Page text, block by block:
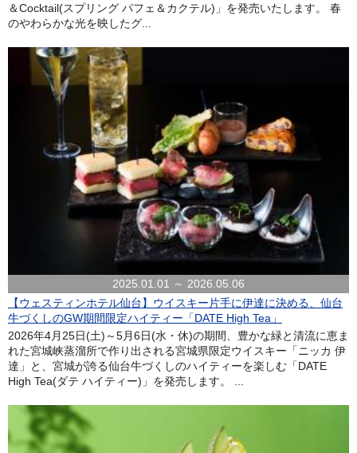
＆Cocktail(スプリング パフェ＆カクテル)」を発売いたします。 春
のやわらかな光を映したグ...
2025.01.01 ～ 2026.05.06
【ウェスティンホテル仙台】ウイスキー片手に伊達に決める、仙台
牛づくしのGW期間限定ハイティー「DATE High Tea」
2026年4月25日(土)～5月6日(水・休)の期間、豊かな緑と清流に恵ま
れた宮城峡蒸溜所で作り出される宮城県限定ウイスキー「ニッカ 伊
達」と、宮城が誇る仙台牛づくしのハイティーを楽しむ「DATE
High Tea(ダテ ハイティー)」を発売します。 ...